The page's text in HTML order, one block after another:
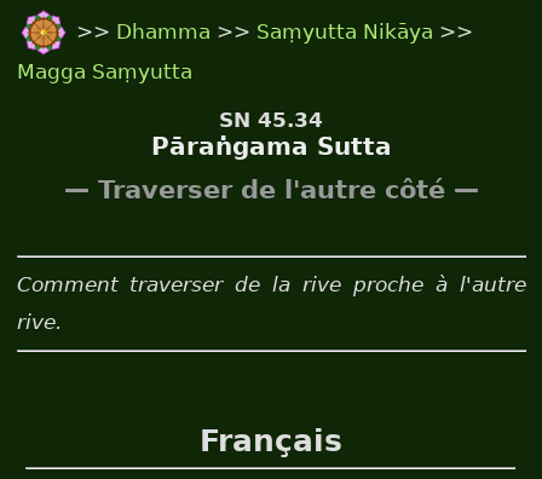
>> Dhamma >> Saṃyutta Nikāya >>
Magga Saṃyutta
SN 45.34
Pāraṅgama Sutta
— Traverser de l'autre côté —
Comment traverser de la rive proche à l'autre
rive.
Français